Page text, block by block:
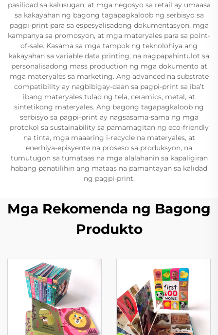
pasilidad sa kalusugan, at mga negosyo sa retail ay umaasa
sa kakayahan ng bagong tagapagkaloob ng serbisyo sa
pagpi-print para sa espesyalisadong dokumentasyon, mga
kampanya sa promosyon, at mga materyales para sa point-
of-sale. Kasama sa mga tampok ng teknolohiya ang
kakayahan sa variable data printing, na nagpapahintulot sa
personalisadong mass production ng mga dokumento at
mga materyales sa marketing. Ang advanced na substrate
compatibility ay nagbibigay-daan sa pagpi-print sa iba’t
ibang materyales tulad ng tela, ceramics, metal, at
sintetikong materyales. Ang bagong tagapagkaloob ng
serbisyo sa pagpi-print ay nagsasama-sama ng mga
protokol sa sustainability sa pamamagitan ng eco-friendly
na tinta, mga maaaring i-recycle na materyales, at
enerhiya-episyente na proseso sa produksyon, na
tumutugon sa tumataas na mga alalahanin sa kapaligiran
habang panatilihin ang mataas na pamantayan sa kalidad
ng pagpi-print.
Mga Rekomenda ng Bagong
Produkto